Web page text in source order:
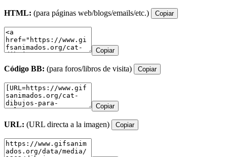
HTML: (para páginas web/blogs/emails/etc.) Copiar
Copiar
Código BB: (para foros/libros de visita) Copiar
Copiar
URL: (URL directa a la imagen) Copiar